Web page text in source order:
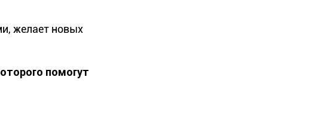
желает новых
помогут